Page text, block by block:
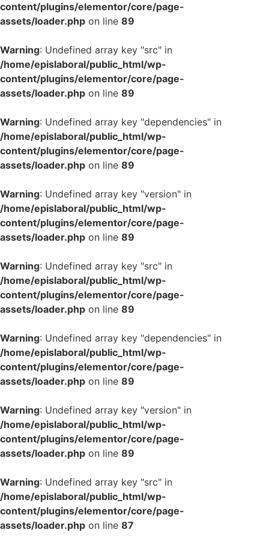
content/plugins/elementor/core/page-
assets/loader.php on line 89
Warning: Undefined array key "src" in
/home/epislaboral/public_html/wp-
content/plugins/elementor/core/page-
assets/loader.php on line 89
Warning: Undefined array key "dependencies" in
/home/epislaboral/public_html/wp-
content/plugins/elementor/core/page-
assets/loader.php on line 89
Warning: Undefined array key "version" in
/home/epislaboral/public_html/wp-
content/plugins/elementor/core/page-
assets/loader.php on line 89
Warning: Undefined array key "src" in
/home/epislaboral/public_html/wp-
content/plugins/elementor/core/page-
assets/loader.php on line 89
Warning: Undefined array key "dependencies" in
/home/epislaboral/public_html/wp-
content/plugins/elementor/core/page-
assets/loader.php on line 89
Warning: Undefined array key "version" in
/home/epislaboral/public_html/wp-
content/plugins/elementor/core/page-
assets/loader.php on line 89
Warning: Undefined array key "src" in
/home/epislaboral/public_html/wp-
content/plugins/elementor/core/page-
assets/loader.php on line 87